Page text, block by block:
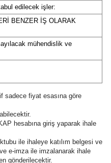
edilecek işler:
BENZER İŞ OLARAK
mühendislik ve
sadece fiyat esasına göre
hesabına giriş yaparak ihale
ile ihaleye katılım belgesi ve
e-imza ile imzalanarak ihale
gönderilecektir.